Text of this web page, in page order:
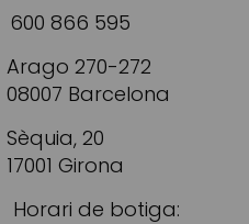
600 866 595
Arago 270-272
08007 Barcelona
Sèquia, 20
17001 Girona
Horari de botiga: